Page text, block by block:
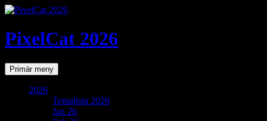
PixelCat 2026
SökPrimär meny Gå
till
2026
Temalista 2026
Jan 26